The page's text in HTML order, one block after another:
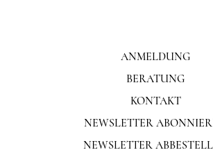
ANMELDUNG
BERATUNG
KONTAKT
NEWSLETTER
NEWSLETTER